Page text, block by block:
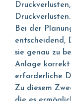
Druckverlusten.
Bei der
entscheidend,
sie genau zu
Anlage korrekt
erforderliche
Zu diesem